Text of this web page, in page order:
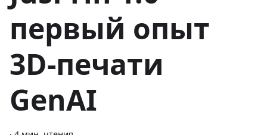
первый опыт
3D-печати
GenAI